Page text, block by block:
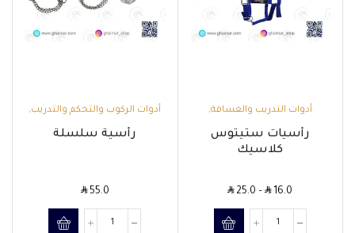
أدوات التدريب والعسافة,
رأسيات ستيتوس
كلاسيك
SAR16.0
–
SAR25.0
أدوات الركوب والتحكم والتدريب,
الرأسيات والمقاود
رأسية سلسلة
SAR55.0